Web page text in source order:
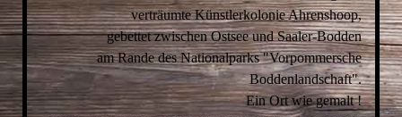
verträumte Künstlerkolonie Ahrenshoop,
gebettet zwischen Ostsee und Saaler-Bodden
am Rande des Nationalparks "Vorpommersche
Boddenlandschaft".
Ein Ort wie gemalt !